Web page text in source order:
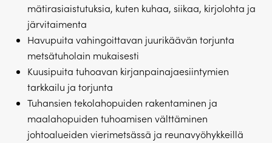
mätirasiaistutuksia, kuten kuhaa, siikaa, kirjolohta ja
järvitaimenta
Havupuita vahingoittavan juurikäävän torjunta
metsätuholain mukaisesti
Kuusipuita tuhoavan kirjanpainajaesiintymien
tarkkailu ja torjunta
Tuhansien tekolahopuiden rakentaminen ja
maalahopuiden tuhoamisen välttäminen
johtoalueiden vierimetsässä ja reunavyöhykkeillä